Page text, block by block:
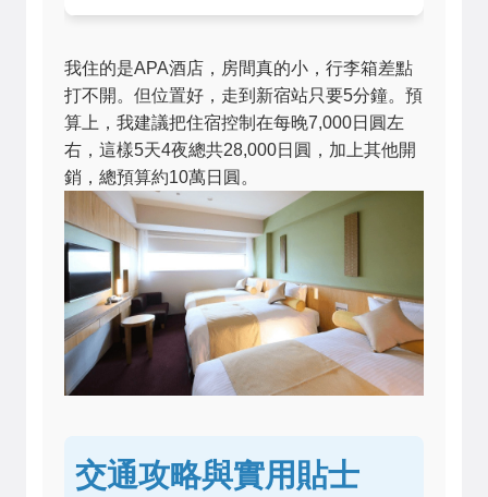
我住的是APA酒店，房間真的小，行李箱差點
打不開。但位置好，走到新宿站只要5分鐘。預
算上，我建議把住宿控制在每晚7,000日圓左
右，這樣5天4夜總共28,000日圓，加上其他開
銷，總預算約10萬日圓。
交通攻略與實用貼士